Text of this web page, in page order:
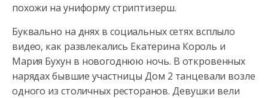
похожи на униформу стриптизерш.
Буквально на днях в социальных сетях всплыло
видео, как развлекались Екатерина Король и
Мария Бухун в новогоднюю ночь. В откровенных
нарядах бывшие участницы Дом 2 танцевали возле
одного из столичных ресторанов. Девушки вели